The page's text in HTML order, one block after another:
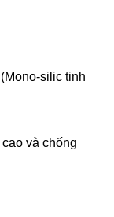
-silic tinh
và chống